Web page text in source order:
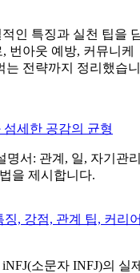
인 특징과 실천 팁을
번아웃 예방, 커뮤니케
는 전략까지 정리했습니
세한 공감의 균형
명서: 관계, 일, 자기관
을 제시합니다.
징, 강점, 관계 팁, 커리
소문자 INFJ)의 실